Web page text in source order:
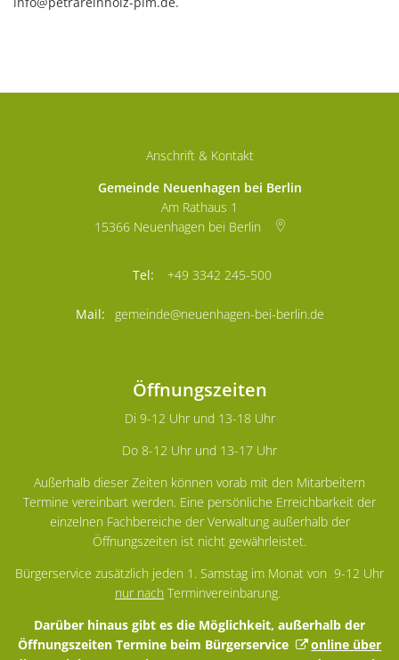
Anschrift & Kontakt
Gemeinde Neuenhagen bei Berlin
Am Rathaus 1
15366 Neuenhagen bei Berlin
+49 3342 245-500
gemeinde@neuenhagen-bei-berlin.de
Öffnungszeiten
Di 9-12 Uhr und 13-18 Uhr
Do 8-12 Uhr und 13-17 Uhr
Außerhalb dieser Zeiten können vorab mit den Mitarbeitern
Termine vereinbart werden. Eine persönliche Erreichbarkeit der
einzelnen Fachbereiche der Verwaltung außerhalb der
Öffnungszeiten ist nicht gewährleistet.
Bürgerservice zusätzlich jeden 1. Samstag im Monat von 9-12 Uhr
nur nach Terminvereinbarung.
Darüber hinaus gibt es die Möglichkeit, außerhalb der
Öffnungszeiten Termine beim Bürgerservice
online über